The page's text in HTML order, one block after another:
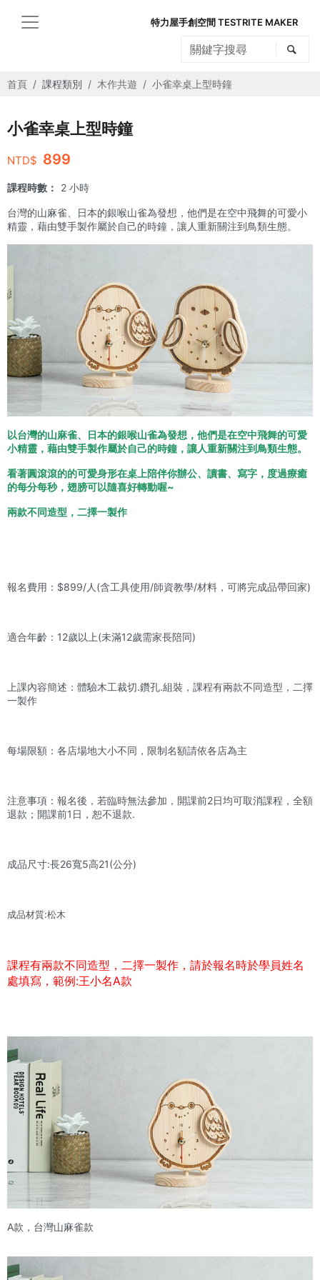
特力屋手創空間 TESTRITE MAKER
首頁 課程類別 木作共遊 小雀幸桌上型時鐘
小雀幸桌上型時鐘
NTD$ 899
課程時數： 2 小時
台灣的山麻雀、日本的銀喉山雀為發想，他們是在空中飛舞的可愛小
精靈，藉由雙手製作屬於自己的時鐘，讓人重新關注到鳥類生態。
以台灣的山麻雀、日本的銀喉山雀為發想，他們是在空中飛舞的可愛
小精靈， 藉由雙手製作屬於自己的時鐘，讓人重新關注到鳥類生態。
看著圓滾滾的的可愛身形在桌上陪伴你辦公、讀書、寫字，度過療癒
的每分每秒，翅膀可以隨喜好轉動喔~
兩款不同造型，二擇一製作
報名費用：$899/人(含工具使用/師資教學/材料，可將完成品帶回家)
適合年齡：12歲以上(未滿12歲需家長陪同)
上課內容簡述：體驗木工裁切.鑽孔.組裝，課程有兩款不同造型，二擇
一製作
每場限額：各店場地大小不同，限制名額請依各店為主
注意事項：報名後，若臨時無法參加，開課前2日均可取消課程，全額
退款；開課前1日，恕不退款.
成品尺寸:長26寬5高21(公分)
成品材質:松木
課程有兩款不同造型，二擇一製作，請於報名時於學員姓名
處填寫，範例:王小名A款
A款，台灣山麻雀款